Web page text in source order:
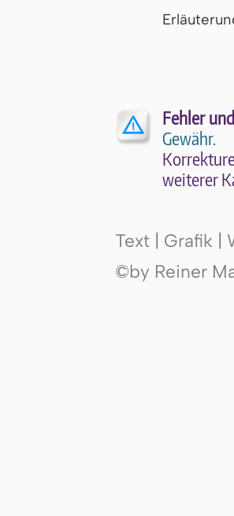
Fehler
Gewähr.
wei­te­rer
Text | Grafik |
©by Reiner